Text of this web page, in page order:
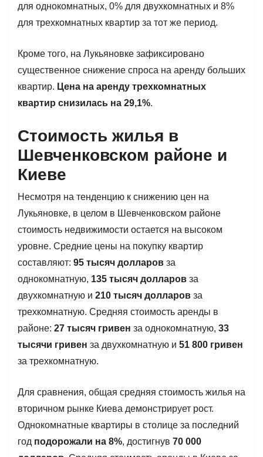
для однокомнатных, 0% для двухкомнатных и 8%
для трехкомнатных квартир за тот же период.
Кроме того, на Лукьяновке зафиксировано
существенное снижение спроса на аренду больших
квартир. Цена на аренду трехкомнатных
квартир снизилась на 29,1%.
Стоимость жилья в
Шевченковском районе и
Киеве
Несмотря на тенденцию к снижению цен на
Лукьяновке, в целом в Шевченковском районе
стоимость недвижимости остается на высоком
уровне. Средние цены на покупку квартир
составляют: 95 тысяч долларов за
однокомнатную, 135 тысяч долларов за
двухкомнатную и 210 тысяч долларов за
трехкомнатную. Средняя стоимость аренды в
районе: 27 тысяч гривен за однокомнатную, 33
тысячи гривен за двухкомнатную и 51 800 гривен
за трехкомнатную.
Для сравнения, общая средняя стоимость жилья на
вторичном рынке Киева демонстрирует рост.
Однокомнатные квартиры в столице за последний
год подорожали на 8%, достигнув 70 000